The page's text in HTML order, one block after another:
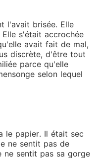
l'avait brisée. Elle
s'était accrochée
avait fait de mal,
discrète, d'être tout
parce qu'elle
selon lequel
le papier. Il était sec
ne sentit pas de
ne sentit pas sa gorge